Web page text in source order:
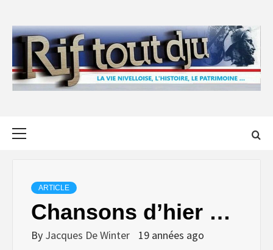
content
ARTICLE
Chansons d’hier …
By Jacques De Winter 19 années ago